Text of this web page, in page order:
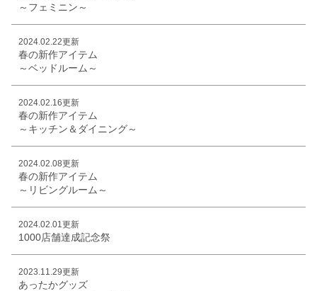
～フェミニン～
2024.02.22更新
春の新作アイテム
～ベッドルーム～
2024.02.16更新
春の新作アイテム
～キッチン＆ダイニング～
2024.02.08更新
春の新作アイテム
～リビングルーム～
2024.02.01更新
1000店舗達成記念祭
2023.11.29更新
あったかグッズ